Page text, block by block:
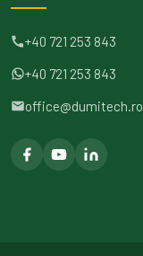
+40 721 253 843
+40 721 253 843
office@dumitech.ro